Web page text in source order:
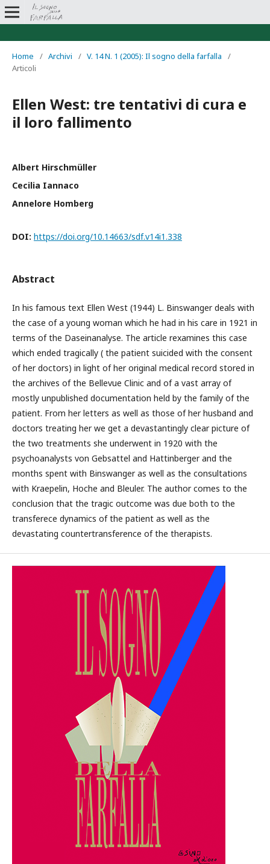
Home / Archivi / V. 14 N. 1 (2005): Il sogno della farfalla
/
Articoli
Ellen West: tre tentativi di cura e
il loro fallimento
Albert Hirschmüller
Cecilia Iannaco
Annelore Homberg
DOI: https://doi.org/10.14663/sdf.v14i1.338
Abstract
In his famous text Ellen West (1944) L. Binswanger deals with
the case of a young woman which he had in his care in 1921 in
terms of the Daseinanalyse. The article rexamines this case
which ended tragically ( the patient suicided with the consent
of her doctors) in light of her original medical record stored in
the archives of the Bellevue Clinic and of a vast array of
mostly unpublished documentation held by the family of the
patient. From her letters as well as those of her husband and
doctors treating her we get a devastantingly clear picture of
the two treatments she underwent in 1920 with the
psychoanalysts von Gebsattel and Hattinberger and the
months spent with Binswanger as well as the consultations
with Kraepelin, Hoche and Bleuler. The author comes to the
conclusion that the tragic outcome was due both to the
transferece dynamics of the patient as well as the
devastating countertransference of the therapists.